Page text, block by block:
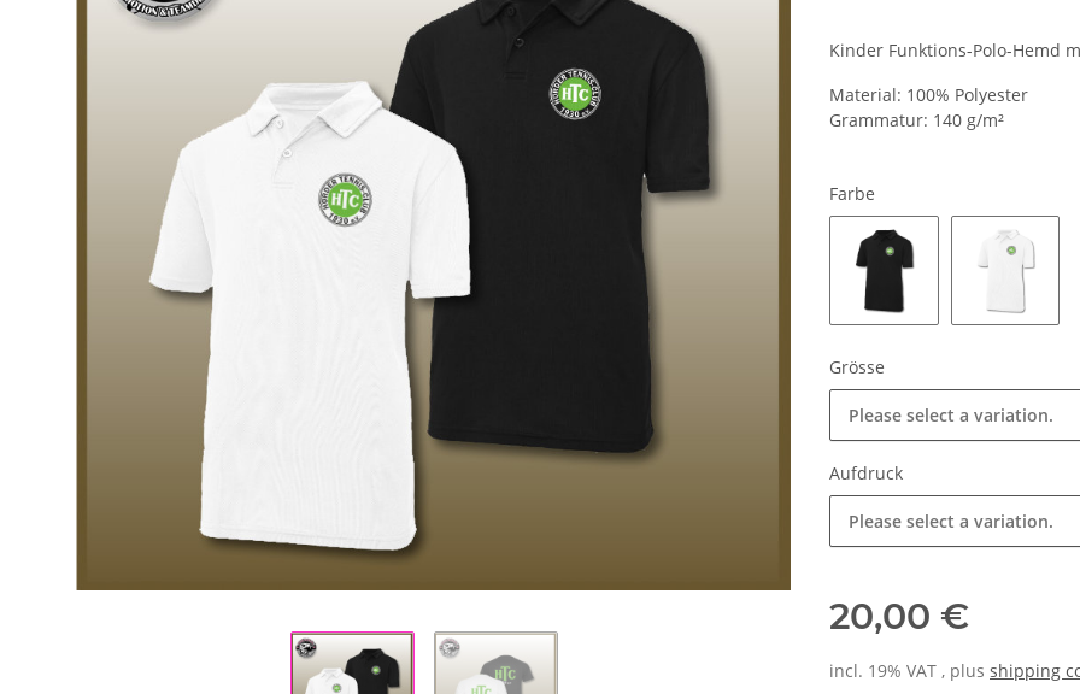
Kinder Funktions-Polo-Hemd
Material: 100% Polyester
Grammatur: 140 g/m²
Farbe
Grösse
Please select a variation.
Aufdruck
Please select a variation.
20,00 €
incl. 19% VAT , plus shipping